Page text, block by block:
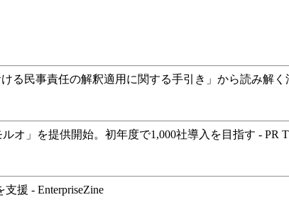
民事責任の解釈適用に関する手引き」から読み解く
」を提供開始。初年度で1,000社導入を目指す - PR
援 - EnterpriseZine